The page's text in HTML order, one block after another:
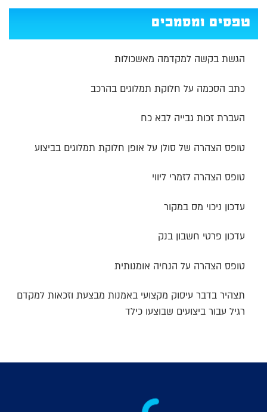
טפסים ומסמכים
הגשת בקשה למקדמה מאשכולות
כתב הסכמה על חלוקת תמלוגים בהרכב
העברת זכות גבייה לבא כח
טופס הצהרה של סולן על אופן חלוקת תמלוגים בביצוע
טופס הצהרה לזמרי ליווי
עדכון ניכוי מס במקור
עדכון פרטי חשבון בנק
טופס הצהרה על הנחיה אומנותית
תצהיר בדבר עיסוק מקצועי באמנות מבצעת וזכאות למקדם
רגיל עבור ביצועים שבוצעו כילד